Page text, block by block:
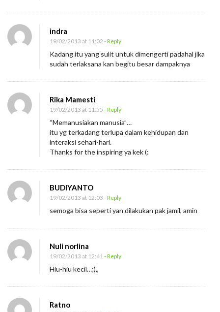
indra
19/02/2013 at 11:02 - Reply
Kadang itu yang sulit untuk dimengerti padahal jika
sudah terlaksana kan begitu besar dampaknya
Rika Mamesti
19/02/2013 at 11:55 - Reply
“Memanusiakan manusia”…
itu yg terkadang terlupa dalam kehidupan dan
interaksi sehari-hari.
Thanks for the inspiring ya kek (:
BUDIYANTO
19/02/2013 at 12:03 - Reply
semoga bisa seperti yan dilakukan pak jamil, amin
Nuli norlina
19/02/2013 at 12:41 - Reply
Hiu-hiu kecil…;),,
Ratno